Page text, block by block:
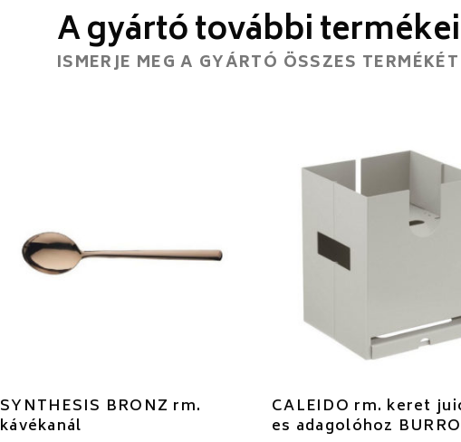
A gyártó további termékei
ISMERJE MEG A GYÁRTÓ ÖSSZES TERMÉKÉT
SYNTHESIS BRONZ rm.
kávékanál
CALEIDO rm. keret
es adagolóhoz BURRO